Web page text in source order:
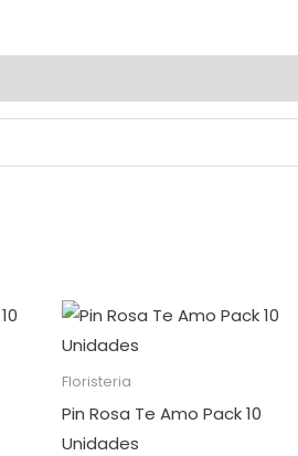
Floristeria
Pin Rosa Te Amo Pack 10
Unidades